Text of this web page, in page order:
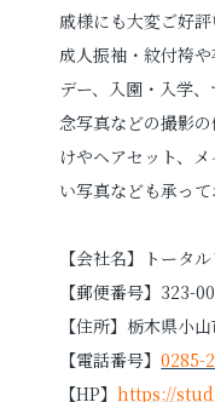
戚様にも大変ご好評
成人振袖・紋付袴
デー、入園・入学
念写真などの撮影
けやヘアセット、
い写真なども承って
【会社名】トータ
【郵便番号】323-
【住所】栃木県小
【電話番号】0285-
【HP】https://